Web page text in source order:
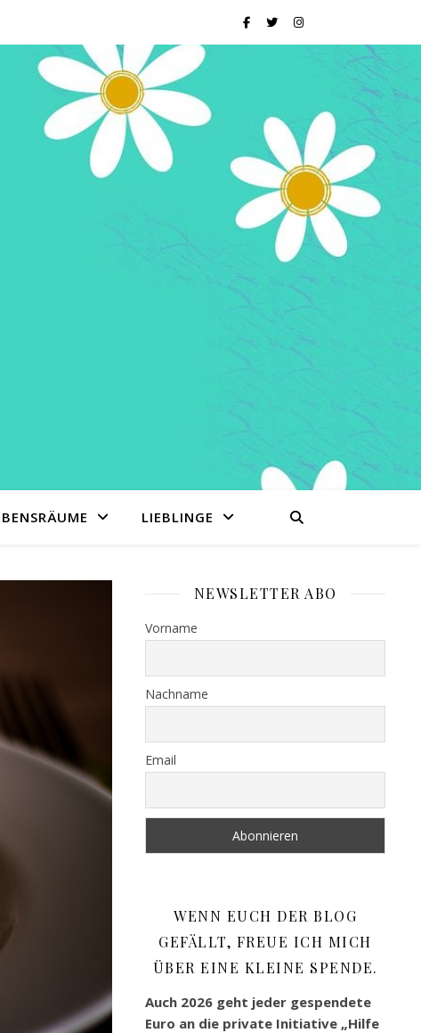
LIEBLINGE
NEWSLETTER ABO
Vorname
Nachname
Email
WENN EUCH DER BLOG
GEFÄLLT, FREUE ICH MICH
ÜBER EINE KLEINE SPENDE.
Auch 2026 geht jeder gespendete
Euro an die private Initiative „Hilfe